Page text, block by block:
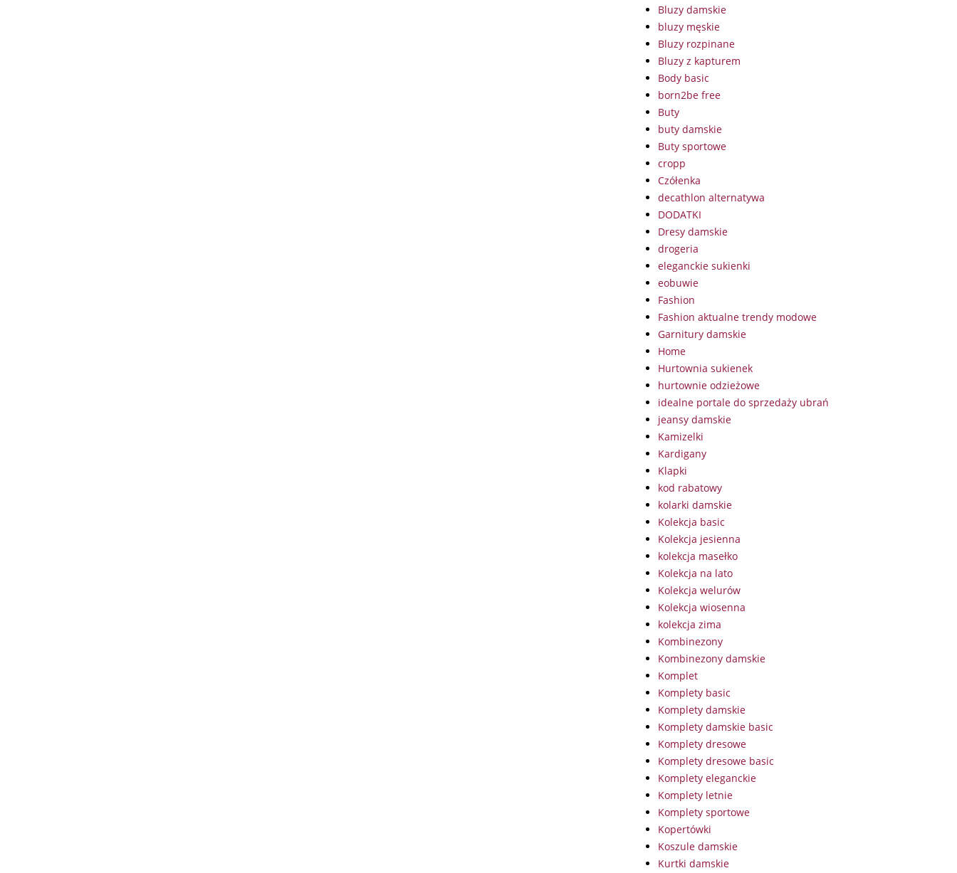
Bluzy damskie
bluzy męskie
Bluzy rozpinane
Bluzy z kapturem
Body basic
born2be free
Buty
buty damskie
Buty sportowe
cropp
Czółenka
decathlon alternatywa
DODATKI
Dresy damskie
drogeria
eleganckie sukienki
eobuwie
Fashion
Fashion aktualne trendy modowe
Garnitury damskie
Home
Hurtownia sukienek
hurtownie odzieżowe
idealne portale do sprzedaży ubrań
jeansy damskie
Kamizelki
Kardigany
Klapki
kod rabatowy
kolarki damskie
Kolekcja basic
Kolekcja jesienna
kolekcja masełko
Kolekcja na lato
Kolekcja welurów
Kolekcja wiosenna
kolekcja zima
Kombinezony
Kombinezony damskie
Komplet
Komplety basic
Komplety damskie
Komplety damskie basic
Komplety dresowe
Komplety dresowe basic
Komplety eleganckie
Komplety letnie
Komplety sportowe
Kopertówki
Koszule damskie
Kurtki damskie